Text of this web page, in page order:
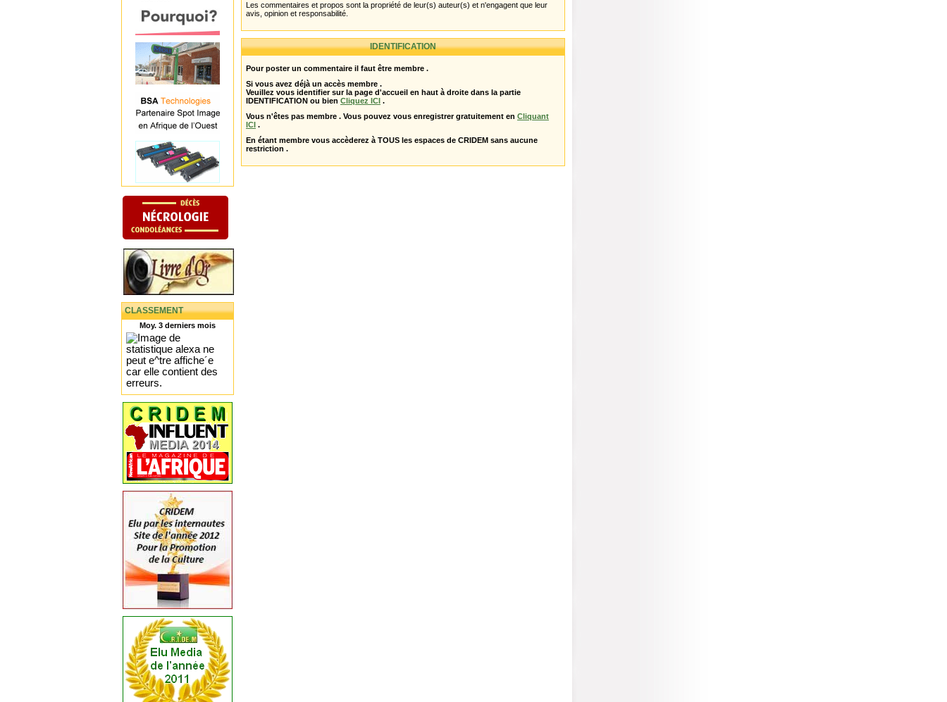
CLASSEMENT
Moy. 3 derniers mois
Les commentaires et propos sont la propriété de leur(s) auteur(s) et n'engagent que leur
avis, opinion et responsabilité.
IDENTIFICATION
Pour poster un commentaire il faut être membre .
Si vous avez déjà un accès membre .
Veuillez vous identifier sur la page d'accueil en haut à droite dans la partie
IDENTIFICATION ou bien Cliquez ICI .
Vous n'êtes pas membre . Vous pouvez vous enregistrer gratuitement en Cliquant
ICI .
En étant membre vous accèderez à TOUS les espaces de CRIDEM sans aucune
restriction .